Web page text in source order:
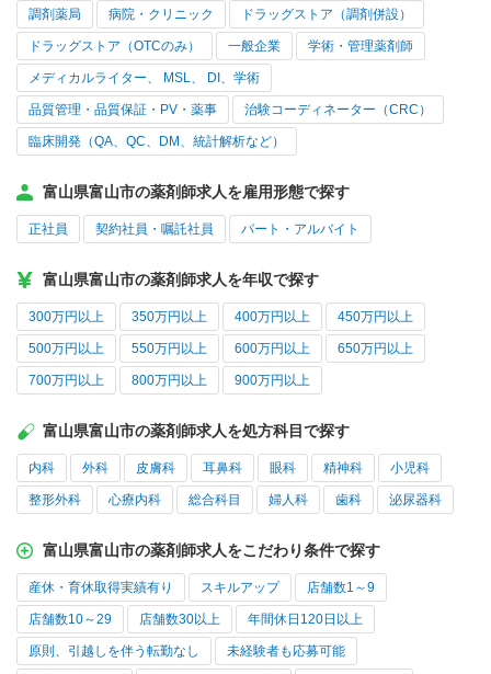
調剤薬局 病院・クリニック ドラッグストア（調剤併設）
ドラッグストア（OTCのみ） 一般企業 学術・管理薬剤師
メディカルライター、 MSL、 DI、学術
品質管理・品質保証・PV・薬事 治験コーディネーター（CRC）
臨床開発（QA、QC、DM、統計解析など）
富山県富山市の薬剤師求人を雇用形態で探す
正社員 契約社員・嘱託社員 パート・アルバイト
富山県富山市の薬剤師求人を年収で探す
300万円以上 350万円以上 400万円以上 450万円以上
500万円以上 550万円以上 600万円以上 650万円以上
700万円以上 800万円以上 900万円以上
富山県富山市の薬剤師求人を処方科目で探す
内科 外科 皮膚科 耳鼻科 眼科 精神科 小児科
整形外科 心療内科 総合科目 婦人科 歯科 泌尿器科
富山県富山市の薬剤師求人をこだわり条件で探す
産休・育休取得実績有り スキルアップ 店舗数1～9
店舗数10～29 店舗数30以上 年間休日120日以上
原則、引越しを伴う転勤なし 未経験者も応募可能